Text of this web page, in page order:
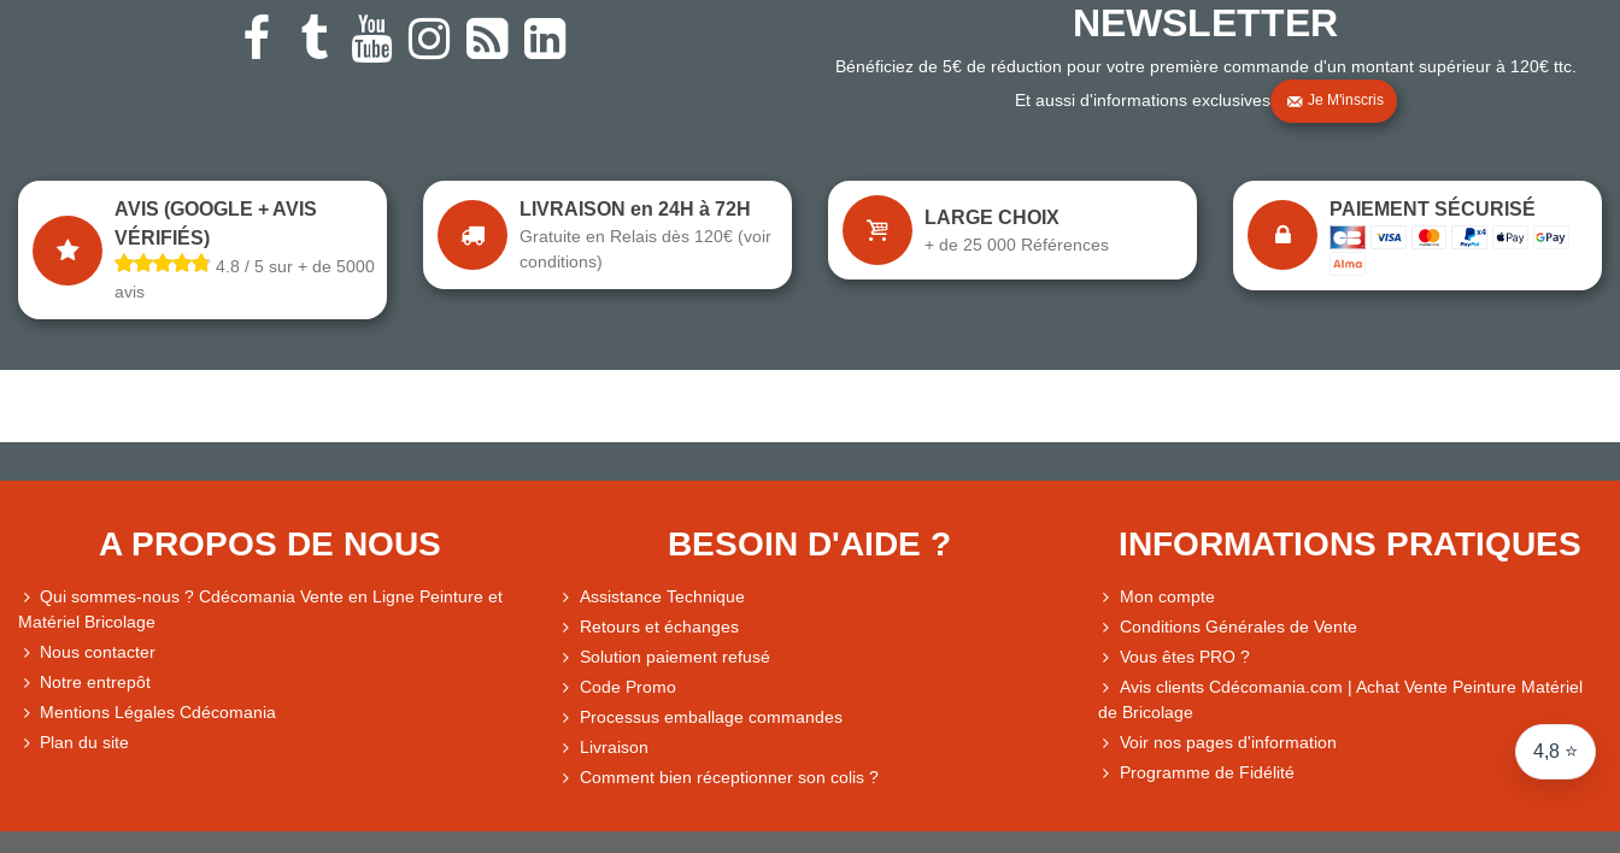
4,8 ⭐
● Exceptionnel
● Exceptionnel
CB, PayPal 4x, Google Pay, Apple Pay, Alma
NEWSLETTER
Bénéficiez de 5€ de réduction pour votre première commande d'un montant supérieur à 120€ ttc.
Et aussi d'informations exclusives
Je M'inscris
AVIS (GOOGLE + AVIS
VÉRIFIÉS)
4.8 / 5 sur + de 5000
avis
LIVRAISON en 24H à 72H
Gratuite en Relais dès 120€ (voir
conditions)
LARGE CHOIX
+ de 25 000 Références
PAIEMENT SÉCURISÉ
A PROPOS DE NOUS
Qui sommes-nous ? Cdécomania Vente en Ligne Peinture et
Matériel Bricolage
Nous contacter
Notre entrepôt
Mentions Légales Cdécomania
Plan du site
BESOIN D'AIDE ?
Assistance Technique
Retours et échanges
Solution paiement refusé
Code Promo
Processus emballage commandes
Livraison
Comment bien réceptionner son colis ?
INFORMATIONS PRATIQUES
Mon compte
Conditions Générales de Vente
Vous êtes PRO ?
Avis clients Cdécomania.com | Achat Vente Peinture Matériel
de Bricolage
Voir nos pages d'information
Programme de Fidélité